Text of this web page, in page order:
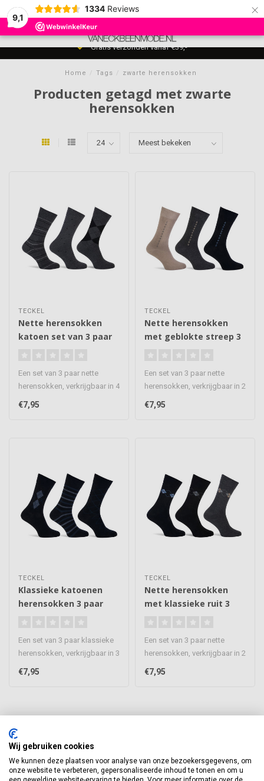
9,1
1334 Reviews ×
MENU
0
Gratis verzonden vanaf €39,-
Home / Tags / zwarte herensokken
Producten getagd met zwarte
herensokken
TECKEL
Nette herensokken
katoen set van 3 paar
Een set van 3 paar nette
herensokken, verkrijgbaar in 4
kleur combinaties. Een p..
€7,95
TECKEL
Nette herensokken
met geblokte streep 3
Een set van 3 paar nette
herensokken, verkrijgbaar in 2
kleur combinaties. Een p..
€7,95
TECKEL
Klassieke katoenen
herensokken 3 paar
Een set van 3 paar klassieke
herensokken, verkrijgbaar in 3
€7,95
TECKEL
Nette herensokken
met klassieke ruit 3
Een set van 3 paar nette
herensokken, verkrijgbaar in 2
€7,95
Abonneer je op onze nieuwsbrief
Wij gebruiken cookies
We kunnen deze plaatsen voor analyse van onze bezoekersgegevens, om
onze website te verbeteren, gepersonaliseerde inhoud te tonen en om u